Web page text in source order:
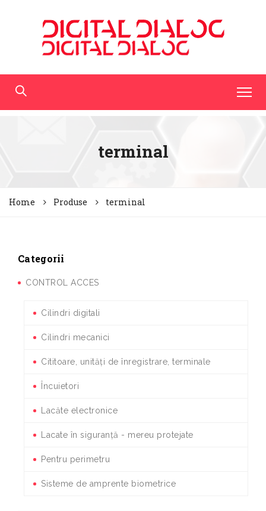
terminal
Home Produse terminal
Categorii
CONTROL ACCES
Cilindri digitali
Cilindri mecanici
Cititoare, unități de înregistrare, terminale
Încuietori
Lacăte electronice
Lacate în siguranță - mereu protejate
Pentru perimetru
Sisteme de amprente biometrice